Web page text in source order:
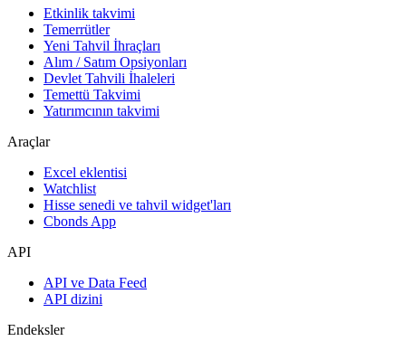
Etkinlik takvimi
Temerrütler
Yeni Tahvil İhraçları
Alım / Satım Opsiyonları
Devlet Tahvili İhaleleri
Temettü Takvimi
Yatırımcının takvimi
Araçlar
Excel eklentisi
Watchlist
Hisse senedi ve tahvil widget'ları
Cbonds App
API
API ve Data Feed
API dizini
Endeksler